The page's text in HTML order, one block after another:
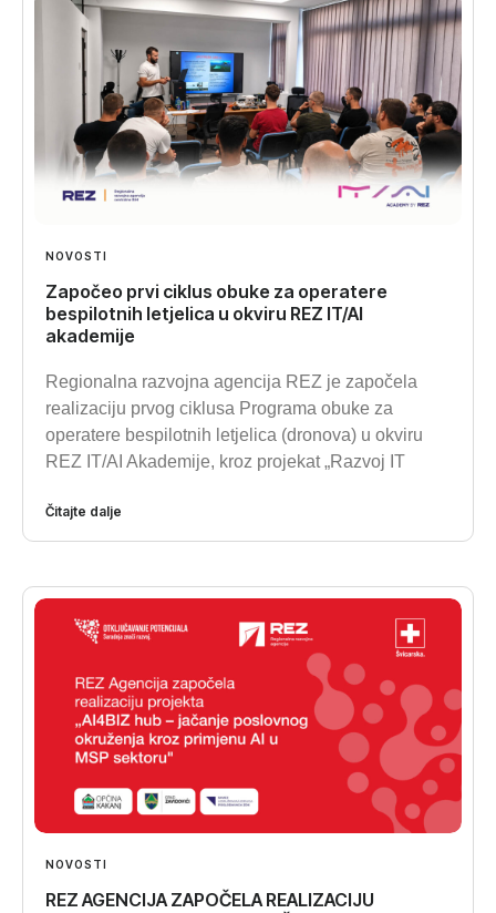
NOVOSTI
Započeo prvi ciklus obuke za operatere
bespilotnih letjelica u okviru REZ IT/AI
akademije
Regionalna razvojna agencija REZ je započela
realizaciju prvog ciklusa Programa obuke za
operatere bespilotnih letjelica (dronova) u okviru
REZ IT/AI Akademije, kroz projekat „Razvoj IT
Čitajte dalje
NOVOSTI
REZ AGENCIJA ZAPOČELA REALIZACIJU